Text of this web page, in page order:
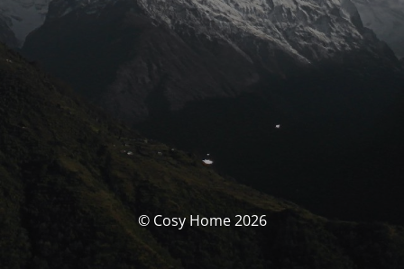
© Cosy Home 2026